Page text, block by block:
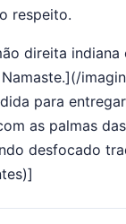
respeito.
direita indiana
para
as palmas
desfocado